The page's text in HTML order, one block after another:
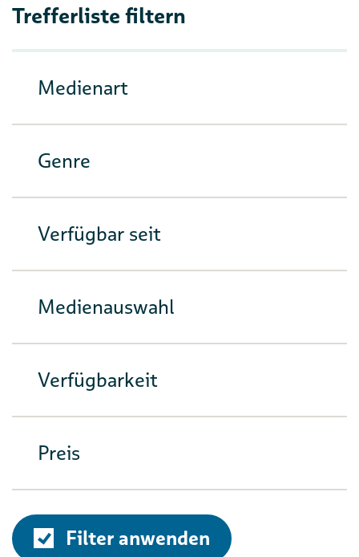
Trefferliste filtern
Medienart
Genre
Verfügbar seit
Medienauswahl
Verfügbarkeit
Preis
Filter anwenden